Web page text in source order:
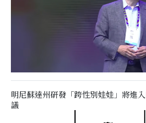
明尼蘇達州研發「跨性別娃娃」將進
議